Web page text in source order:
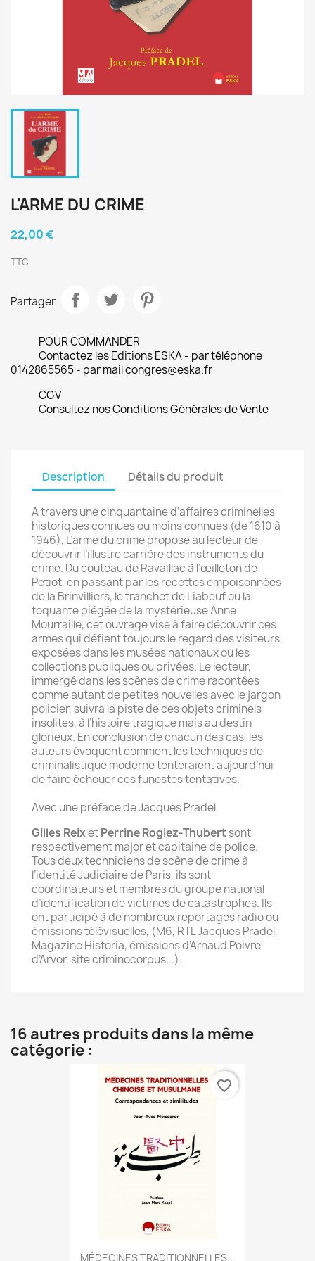
L'ARME DU CRIME
22,00 €
TTC
Partager
POUR COMMANDER
Contactez les Editions ESKA - par téléphone
0142865565 - par mail congres@eska.fr
CGV
Consultez nos Conditions Générales de Vente
Description Détails du produit
A travers une cinquantaine d’affaires criminelles
historiques connues ou moins connues (de 1610 à
1946), L’arme du crime propose au lecteur de
découvrir l’illustre carrière des instruments du
crime. Du couteau de Ravaillac à l’œilleton de
Petiot, en passant par les recettes empoisonnées
de la Brinvilliers, le tranchet de Liabeuf ou la
toquante piégée de la mystérieuse Anne
Mourraille, cet ouvrage vise à faire découvrir ces
armes qui défient toujours le regard des visiteurs,
exposées dans les musées nationaux ou les
collections publiques ou privées. Le lecteur,
immergé dans les scènes de crime racontées
comme autant de petites nouvelles avec le jargon
policier, suivra la piste de ces objets criminels
insolites, à l’histoire tragique mais au destin
glorieux. En conclusion de chacun des cas, les
auteurs évoquent comment les techniques de
criminalistique moderne tenteraient aujourd’hui
de faire échouer ces funestes tentatives.
Avec une préface de Jacques Pradel.
Gilles ReixetPerrine Rogiez-Thubert sont
respectivement major et capitaine de police.
Tous deux techniciens de scène de crime à
l’identité Judiciaire de Paris, ils sont
coordinateurs et membres du groupe national
d’identification de victimes de catastrophes. Ils
ont participé à de nombreux reportages radio ou
émissions télévisuelles, (M6, RTL Jacques Pradel,
Magazine Historia, émissions d’Arnaud Poivre
d’Arvor, site criminocorpus...).
16 autres produits dans la même
catégorie :
MÉDECINES TRADITIONNELLES...
favorite_border